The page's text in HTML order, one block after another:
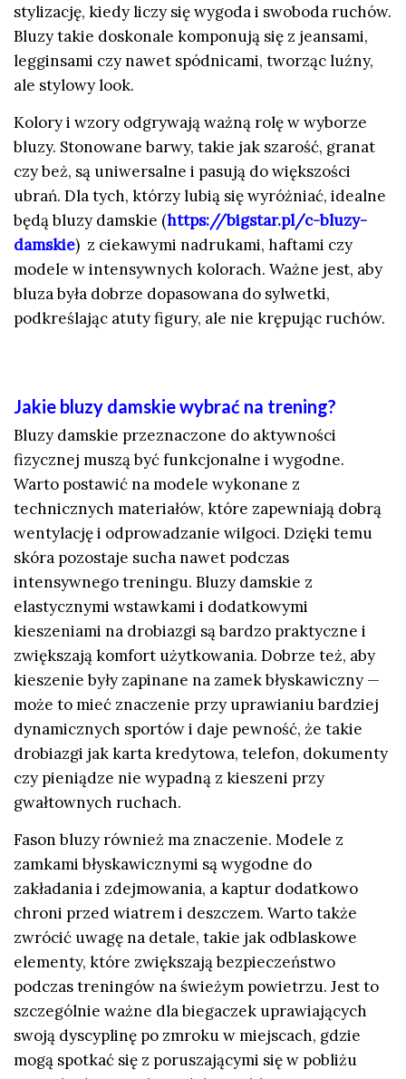
stylizację, kiedy liczy się wygoda i swoboda ruchów.
Bluzy takie doskonale komponują się z jeansami,
legginsami czy nawet spódnicami, tworząc luźny,
ale stylowy look.
Kolory i wzory odgrywają ważną rolę w wyborze
bluzy. Stonowane barwy, takie jak szarość, granat
czy beż, są uniwersalne i pasują do większości
ubrań. Dla tych, którzy lubią się wyróżniać, idealne
będą bluzy damskie (https://bigstar.pl/c-bluzy-
damskie) z ciekawymi nadrukami, haftami czy
modele w intensywnych kolorach. Ważne jest, aby
bluza była dobrze dopasowana do sylwetki,
podkreślając atuty figury, ale nie krępując ruchów.
Jakie bluzy damskie wybrać na trening?
Bluzy damskie przeznaczone do aktywności
fizycznej muszą być funkcjonalne i wygodne.
Warto postawić na modele wykonane z
technicznych materiałów, które zapewniają dobrą
wentylację i odprowadzanie wilgoci. Dzięki temu
skóra pozostaje sucha nawet podczas
intensywnego treningu. Bluzy damskie z
elastycznymi wstawkami i dodatkowymi
kieszeniami na drobiazgi są bardzo praktyczne i
zwiększają komfort użytkowania. Dobrze też, aby
kieszenie były zapinane na zamek błyskawiczny —
może to mieć znaczenie przy uprawianiu bardziej
dynamicznych sportów i daje pewność, że takie
drobiazgi jak karta kredytowa, telefon, dokumenty
czy pieniądze nie wypadną z kieszeni przy
gwałtownych ruchach.
Fason bluzy również ma znaczenie. Modele z
zamkami błyskawicznymi są wygodne do
zakładania i zdejmowania, a kaptur dodatkowo
chroni przed wiatrem i deszczem. Warto także
zwrócić uwagę na detale, takie jak odblaskowe
elementy, które zwiększają bezpieczeństwo
podczas treningów na świeżym powietrzu. Jest to
szczególnie ważne dla biegaczek uprawiających
swoją dyscyplinę po zmroku w miejscach, gdzie
mogą spotkać się z poruszającymi się w pobliżu